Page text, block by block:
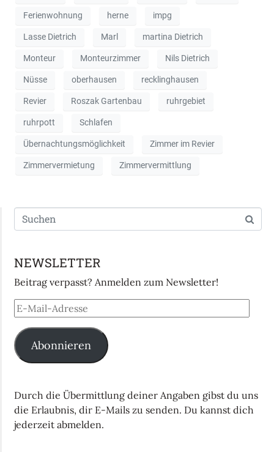
Ferienwohnung herne impg
Lasse Dietrich Marl martina Dietrich
Monteur Monteurzimmer Nils Dietrich
Nüsse oberhausen recklinghausen
Revier Roszak Gartenbau ruhrgebiet
ruhrpott Schlafen
Übernachtungsmöglichkeit Zimmer im Revier
Zimmervermietung Zimmervermittlung
NEWSLETTER
Beitrag verpasst? Anmelden zum Newsletter!
Abonnieren
Durch die Übermittlung deiner Angaben gibst du uns
die Erlaubnis, dir E-Mails zu senden. Du kannst dich
jederzeit abmelden.